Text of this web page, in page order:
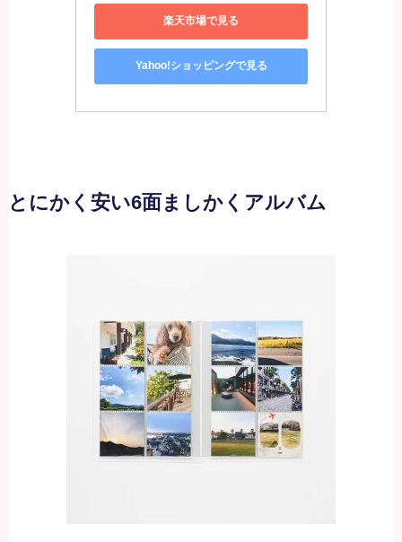
楽天市場で見る
Yahoo!ショッピングで見る
とにかく安い6面ましかくアルバム